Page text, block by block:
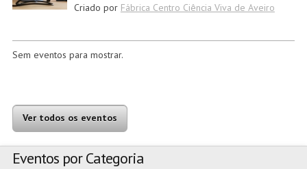
Criado por Fábrica Centro Ciência Viva de Aveiro
Sem eventos para mostrar.
Ver todos os eventos
Eventos por Categoria